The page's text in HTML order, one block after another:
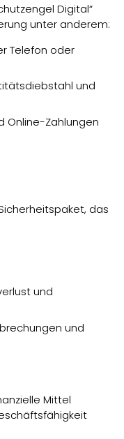
Digital“
unter anderem:
Telefon oder
und
Online-Zahlungen
das
und
und
Mittel